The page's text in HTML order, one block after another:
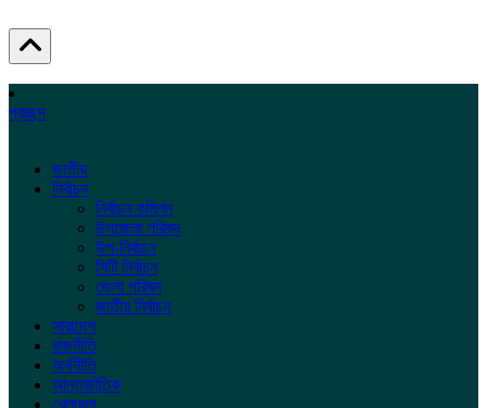
প্রচ্ছদ
জাতীয়
নির্বাচন
নির্বাচন কমিশন
উপজেলা পরিষদ
উপ-নির্বাচন
সিটি নির্বাচন
জেলা পরিষদ
জাতীয় নির্বাচন
সারাদেশ
রাজনীতি
অর্থনীতি
আন্তর্জাতিক
খেলাধুলা